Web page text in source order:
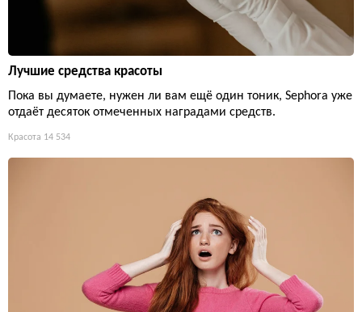
Лучшие средства красоты
Пока вы думаете, нужен ли вам ещё один тоник, Sephora уже
отдаёт десяток отмеченных наградами средств.
Красота 14 534